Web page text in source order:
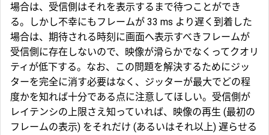
場合は、受信側はそれを表示するまで待つことができ
る。しかし不幸にもフレームが 33 ms より遅く到着した
場合は、期待される時刻に画面へ表示すべきフレームが
受信側に存在しないので、映像が滑らかでなくってクオリ
ティが低下する。なお、この問題を解決するためにジッ
ターを完全に消す必要はなく、ジッターが最大でどの程
度かを知れば十分である点に注意してほしい。受信側が
レイテンシの上限さえ知っていれば、映像の再生 (最初の
フレームの表示) をそれだけ (あるいはそれ以上) 遅らせる